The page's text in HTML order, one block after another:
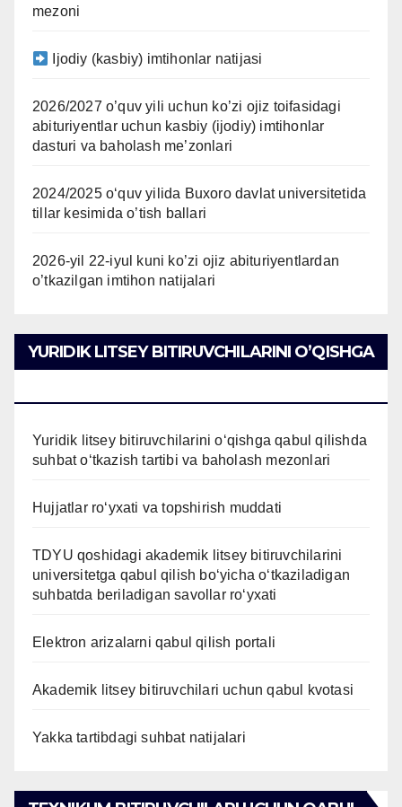
mezoni
Ijodiy (kasbiy) imtihonlar natijasi
2026/2027 o’quv yili uchun ko’zi ojiz toifasidagi
abituriyentlar uchun kasbiy (ijodiy) imtihonlar
dasturi va baholash me’zonlari
2024/2025 oʻquv yilida Buxoro davlat universitetida
tillar kesimida o’tish ballari
2026-yil 22-iyul kuni ko’zi ojiz abituriyentlardan
o’tkazilgan imtihon natijalari
YURIDIK LITSEY BITIRUVCHILARINI O’QISHGA
Yuridik litsey bitiruvchilarini o‘qishga qabul qilishda
suhbat o‘tkazish tartibi va baholash mezonlari
Hujjatlar ro‘yxati va topshirish muddati
TDYU qoshidagi akademik litsey bitiruvchilarini
universitetga qabul qilish bo‘yicha o‘tkaziladigan
suhbatda beriladigan savollar ro‘yxati
Elektron arizalarni qabul qilish portali
Akademik litsey bitiruvchilari uchun qabul kvotasi
Yakka tartibdagi suhbat natijalari